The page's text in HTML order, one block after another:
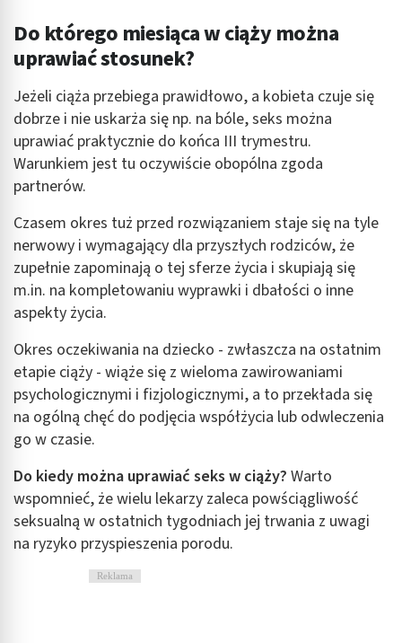
Do którego miesiąca w ciąży można
uprawiać stosunek?
Jeżeli ciąża przebiega prawidłowo, a kobieta czuje się
dobrze i nie uskarża się np. na bóle, seks można
uprawiać praktycznie do końca III trymestru.
Warunkiem jest tu oczywiście obopólna zgoda
partnerów.
Czasem okres tuż przed rozwiązaniem staje się na tyle
nerwowy i wymagający dla przyszłych rodziców, że
zupełnie zapominają o tej sferze życia i skupiają się
m.in. na kompletowaniu wyprawki i dbałości o inne
aspekty życia.
Okres oczekiwania na dziecko - zwłaszcza na ostatnim
etapie ciąży - wiąże się z wieloma zawirowaniami
psychologicznymi i fizjologicznymi, a to przekłada się
na ogólną chęć do podjęcia współżycia lub odwleczenia
go w czasie.
Do kiedy można uprawiać seks w ciąży? Warto
wspomnieć, że wielu lekarzy zaleca powściągliwość
seksualną w ostatnich tygodniach jej trwania z uwagi
na ryzyko przyspieszenia porodu.
Reklama